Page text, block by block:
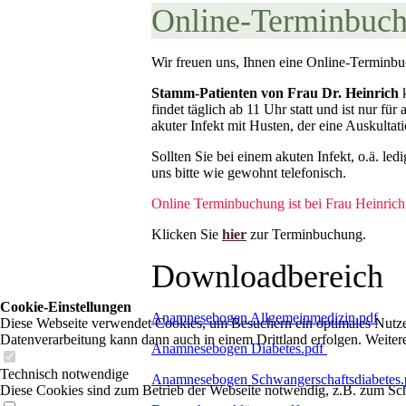
Online-
Wir freuen uns, Ihnen eine Online-
Stamm-Patienten von Frau Dr. Heinrich
findet täglich ab 11 Uhr statt und ist nur für
akuter Infekt mit Husten, der eine
Sollten Sie bei einem akuten Infekt, o.ä.
uns bitte wie gewohnt telefonisch.
Online Terminbuchung ist bei Frau
Klicken Sie hier zur Terminbuchung.
Downloadbereich
Anamnesebogen Allgemeinmedizin.pdf
Anamnesebogen Diabetes.pdf
Anamnesebogen
Cookie-Einstellungen
Diese Webseite verwendet Cookies, um Besuchern ein optimales
Datenverarbeitung kann dann auch in einem Drittland erfolgen.
Technisch notwendige
Diese Cookies sind zum Betrieb der Webseite notwendig, z.B. zum